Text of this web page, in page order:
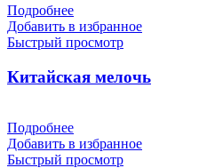
Подробнее
Добавить в избранное
Быстрый просмотр
Китайская мелочь
Подробнее
Добавить в избранное
Быстрый просмотр